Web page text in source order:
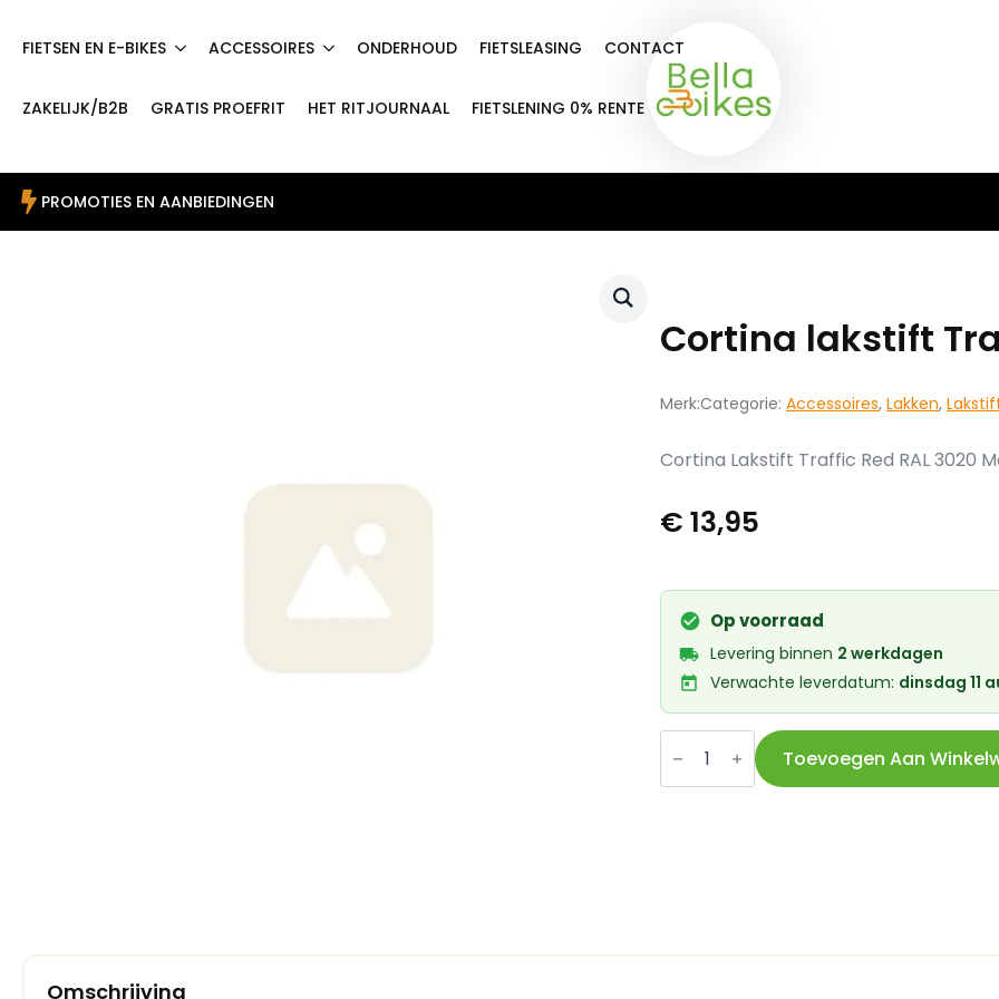
FIETSEN EN E-BIKES ACCESSOIRES ONDERHOUD FIETSLEASING CONTACT
ZAKELIJK/B2B GRATIS PROEFRIT HET RITJOURNAAL FIETSLENING 0% RENTE
PROMOTIES EN AANBIEDINGEN
Cortina lakstift
Merk:Categorie: Accessoires, Lakken,
Cortina Lakstift Traffic Red RAL 3020
€ 13,95
Op voorraad
Levering binnen 2 werkdagen
Verwachte leverdatum: dinsdag 11
Cortina
lakstift
Traffic
Red
Toevoegen Aan
Omschrijving